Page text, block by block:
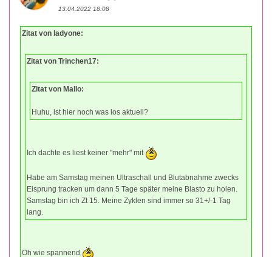
13.04.2022 18:08
Zitat von ladyone:
Zitat von Trinchen17:
Zitat von Mallo:
Huhu, ist hier noch was los aktuell?
Ich dachte es liest keiner "mehr" mit
Habe am Samstag meinen Ultraschall und Blutabnahme zwecks
Eisprung tracken um dann 5 Tage später meine Blasto zu holen.
Samstag bin ich Zt 15. Meine Zyklen sind immer so 31+/-1 Tag
lang.
Oh wie spannend